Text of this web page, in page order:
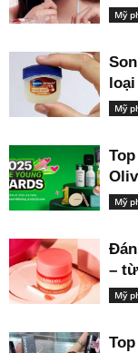
Mỹ
Mỹ
Mỹ
–
Mỹ